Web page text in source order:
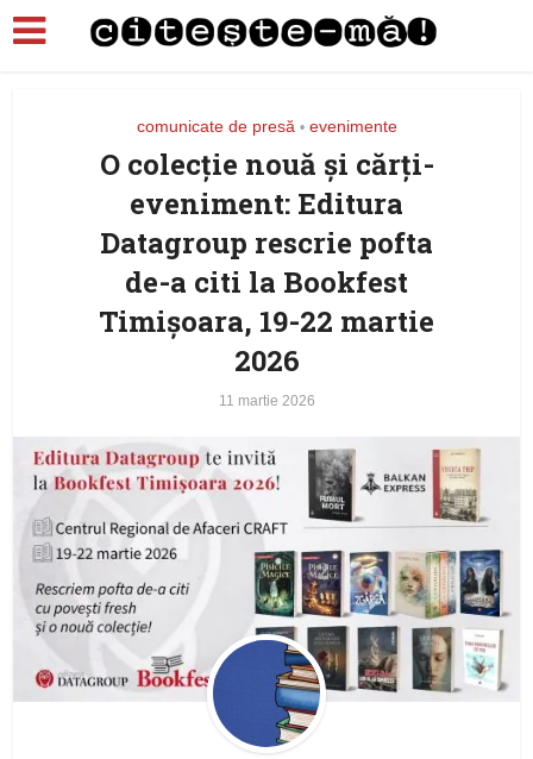
comunicate de presă • evenimente
O colecție nouă și cărți-
eveniment: Editura
Datagroup rescrie pofta
de-a citi la Bookfest
Timișoara, 19-22 martie
2026
11 martie 2026